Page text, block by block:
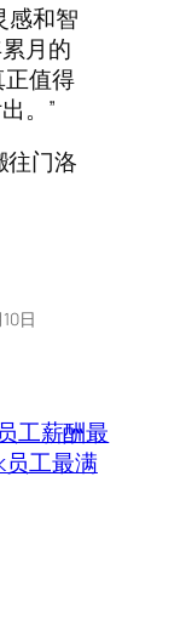
感和智
月的
值得
。”
往门洛
日
工薪酬最
员工最满